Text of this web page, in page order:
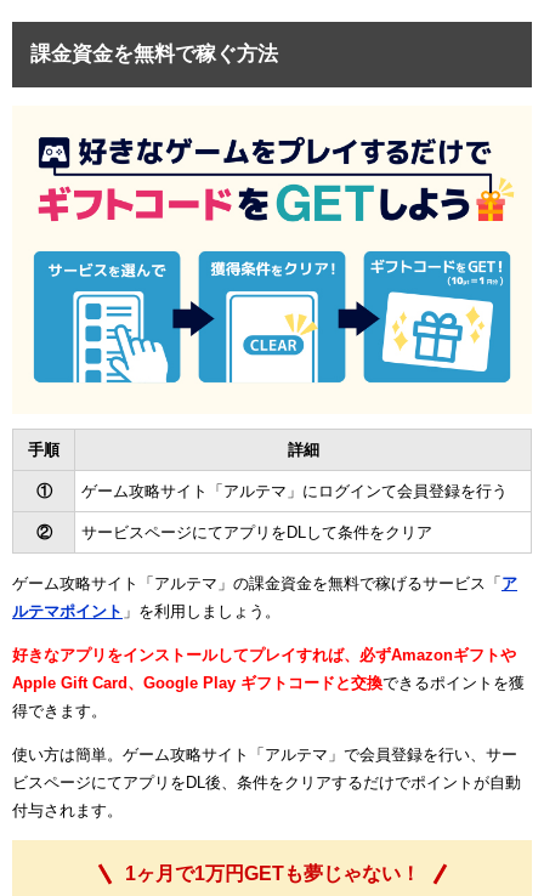
課金資金を無料で稼ぐ方法
手順 詳細
① ゲーム攻略サイト「アルテマ」にログインて会員登録を行う
② サービスページにてアプリをDLして条件をクリア
ゲーム攻略サイト「アルテマ」の課金資金を無料で稼げるサービス「 ア
ルテマポイント 」を利用しましょう。
好きなアプリをインストールしてプレイすれば、必ずAmazonギフトや
Apple Gift Card、Google Play ギフトコードと交換できるポイントを獲
得できます。
使い方は簡単。ゲーム攻略サイト「アルテマ」で会員登録を行い、サー
ビスページにてアプリをDL後、条件をクリアするだけでポイントが自動
付与されます。
1ヶ月で1万円GETも夢じゃない！